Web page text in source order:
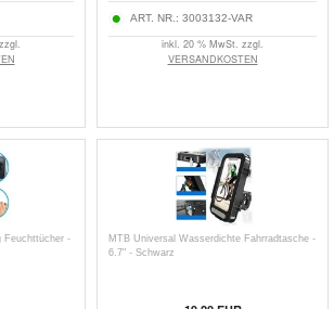
ART. NR.: 3003132-VAR
inkl. 20 % MwSt. zzgl.
VERSANDKOSTEN
Feuchttücher -
MTB Universal Wasserdichte Fahrradtasche -
6.7" - Schwarz